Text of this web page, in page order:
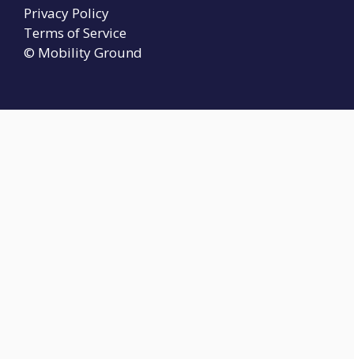
© Mobility Ground
Privacy Policy
Terms of Service